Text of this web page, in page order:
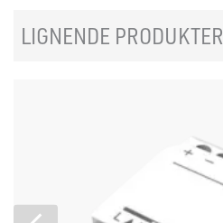
LIGNENDE PRODUKTER